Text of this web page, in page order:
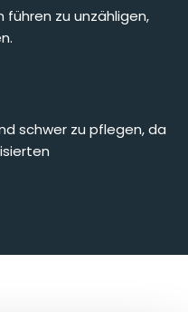
zu unzähligen,
schwer zu pflegen, da